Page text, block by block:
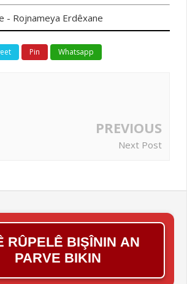
- Rojnameya Erdêxane
Pin Whatsapp
PREVIOUS
Next Post
RÛPELÊ BIŞÎNIN AN
PARVE BIKIN